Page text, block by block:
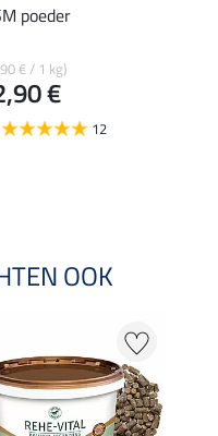
poeder
€ / 1 kg)
€
12
OOK